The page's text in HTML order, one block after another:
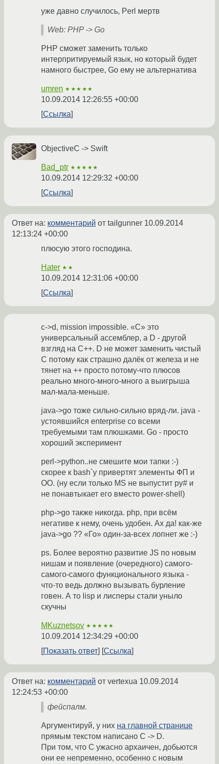
уже давно случилось, Perl мертв
Web: PHP -> Go
PHP сможет заменить только
интерпритируемый язык, но который будет
намного быстрее, Go ему не альтернатива
umren ★★★★★
10.09.2014 12:26:55 +00:00
Ссылка
ObjectiveC -> Swift
Bad_ptr ★★★★★
10.09.2014 12:29:32 +00:00
Ссылка
Ответ на: комментарий от tailgunner 10.09.2014
12:13:24 +00:00
плюсую этого господина.
Hater ★★
10.09.2014 12:31:06 +00:00
Ссылка
c->d, mission impossible. «С» это
универсальный ассемблер, а D - другой
взгляд на C++. D не может заменить чистый
С потому как страшно далёк от железа и не
тянет на ++ просто потому-что плюсов
реально много-много-много а выигрыша
мал-мала-меньше.
java->go тоже сильно-сильно вряд-ли. java -
устоявшийся enterprise со всеми
требуемыми там плюшками. Go - просто
хороший экcперимент
perl->python..не смешите мои тапки :-)
скорее к bash`у привертят элементы ФП и
ОО. (ну если только MS не выпустит py# и
не понавтыкает его вместо power-shell)
php->go также никогда. php, при всём
негативе к нему, очень удобен. Ах да! как-же
java->go ?? «Го» один-за-всех лопнет же :-)
ps. Более вероятно развитие JS по новым
нишам и появление (очередного) самого-
самого-самого функционального языка -
что-то ведь должно вызывать бурление
говен. А то lisp и лисперы стали уныло
скучны
MKuznetsov ★★★★★
10.09.2014 12:34:29 +00:00
Показать ответ
Ссылка
Ответ на: комментарий от vertexua 10.09.2014
12:24:53 +00:00
фейспалм.
Аргументируй, у них на главной странице
прямым текстом написано C -> D.
При том, что С ужасно архаичен, добьются
они ее непременно, особенно с новым